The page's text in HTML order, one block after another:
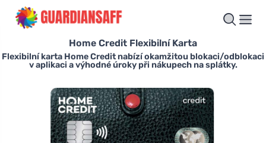
Home Credit Flexibilní Karta
Flexibilní karta Home Credit nabízí okamžitou blokaci/odblokaci
v aplikaci a výhodné úroky při nákupech na splátky.